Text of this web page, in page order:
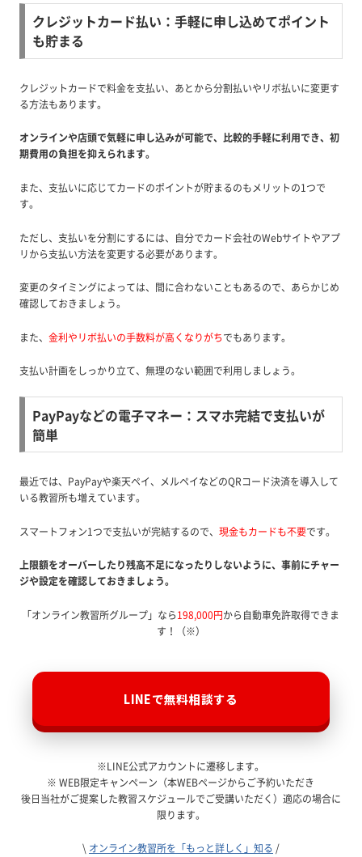
クレジットカード払い：手軽に申し込めてポイント
も貯まる
クレジットカードで料金を支払い、あとから分割払いやリボ払いに変更す
る方法もあります。
オンラインや店頭で気軽に申し込みが可能で、比較的手軽に利用でき、初
期費用の負担を抑えられます。
また、支払いに応じてカードのポイントが貯まるのもメリットの1つで
す。
ただし、支払いを分割にするには、自分でカード会社のWebサイトやアプ
リから支払い方法を変更する必要があります。
変更のタイミングによっては、間に合わないこともあるので、あらかじめ
確認しておきましょう。
また、 金利やリボ払いの手数料が高くなりがちでもあります。
支払い計画をしっかり立て、無理のない範囲で利用しましょう。
PayPayなどの電子マネー：スマホ完結で支払いが
簡単
最近では、PayPayや楽天ペイ、メルペイなどのQRコード決済を導入して
いる教習所も増えています。
スマートフォン1つで支払いが完結するので、 現金もカードも不要です。
上限額をオーバーしたり残高不足になったりしないように、事前にチャー
ジや設定を確認しておきましょう。
「オンライン教習所グループ」なら198,000円から自動車免許取得できま
す！（※）
LINEで無料相談する
※LINE公式アカウントに遷移します。
※ WEB限定キャンペーン（本WEBページからご予約いただき
後日当社がご提案した教習スケジュールでご受講いただく）適応の場合に
限ります。
\ オンライン教習所を「もっと詳しく」知る /